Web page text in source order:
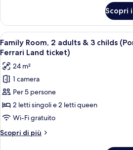
+
1)
Standard
(Port
Aventura+1dayFerari
Land
+
1)
Scopri
Apri
tutte
le
foto
per
Family
Room,
2
adults
&
Una
8
Family Room, 2 adults & 3 childs
Ferrari Land ticket)
24 m²
1 camera
Per 5 persone
2 letti singoli e 2 letti queen
Wi-Fi gratuito
Scopri di più
Altri